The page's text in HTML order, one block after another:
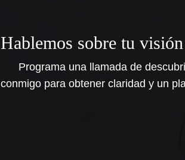
Hablemos sobre tu
Programa una llamada de
conmigo para obtener claridad y un